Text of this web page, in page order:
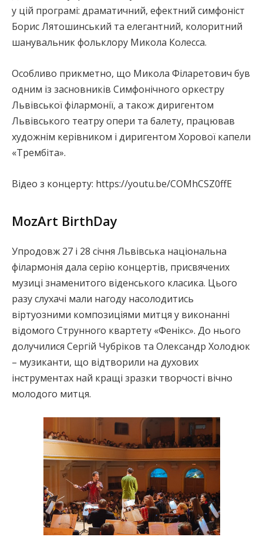
у цій програмі: драматичний, ефектний симфоніст
Борис Лятошинський та елегантний, колоритний
шанувальник фольклору Микола Колесса.
Особливо прикметно, що Микола Філаретович був
одним із засновників Симфонічного оркестру
Львівської філармонії, а також диригентом
Львівського театру опери та балету, працював
художнім керівником і диригентом Хорової капели
«Трембіта».
Відео з концерту: https://youtu.be/COMhCSZ0ffE
MozArt BirthDay
Упродовж 27 і 28 січня Львівська національна
філармонія дала серію концертів, присвячених
музиці знаменитого віденського класика. Цього
разу слухачі мали нагоду насолодитись
віртуозними композиціями митця у виконанні
відомого Струнного квартету «Фенікс». До нього
долучилися Сергій Чубріков та Олександр Холодюк
– музиканти, що відтворили на духових
інструментах най кращі зразки творчості вічно
молодого митця.